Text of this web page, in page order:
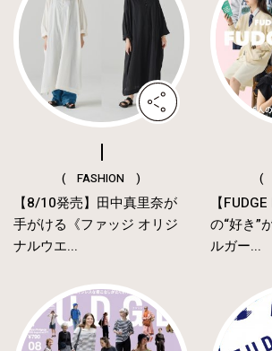
( FASHION )
【8/10発売】田中真里奈が
手がける《ファッジ オリジ
ナルウエ...
(
【
の“好き”
ルガー...